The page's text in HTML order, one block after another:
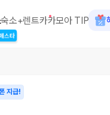
저가 가격비교
스타
숙소+렌트카카모아 TIP
지급!